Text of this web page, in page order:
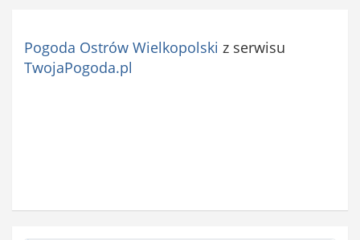
Pogoda Ostrów Wielkopolski z serwisu
TwojaPogoda.pl